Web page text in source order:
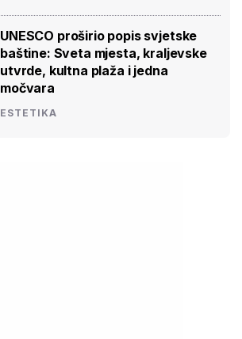
UNESCO proširio popis svjetske
baštine: Sveta mjesta, kraljevske
utvrde, kultna plaža i jedna
močvara
ESTETIKA